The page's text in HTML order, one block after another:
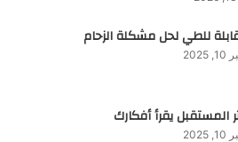
للطي لحل مشكلة الزحام
المستقبل يقرأ أفكارك